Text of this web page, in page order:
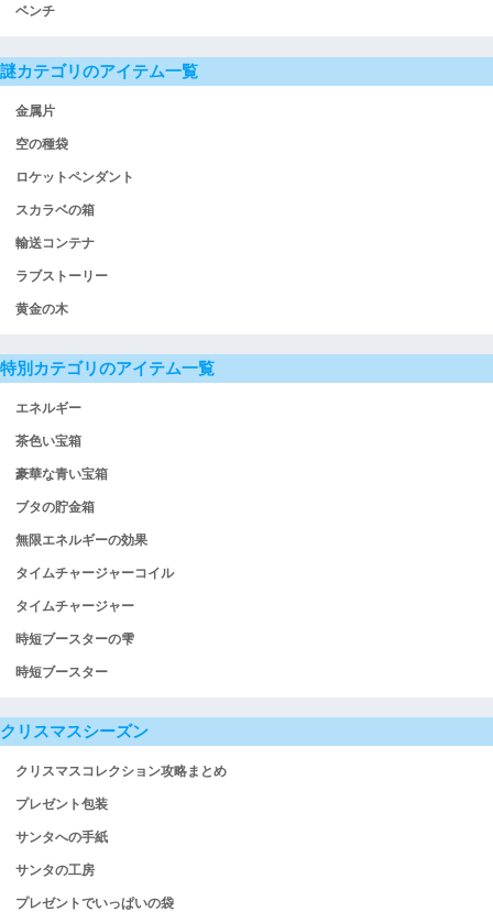
ベンチ
謎カテゴリのアイテム一覧
金属片
空の種袋
ロケットペンダント
スカラベの箱
輸送コンテナ
ラブストーリー
黄金の木
特別カテゴリのアイテム一覧
エネルギー
茶色い宝箱
豪華な青い宝箱
ブタの貯金箱
無限エネルギーの効果
タイムチャージャーコイル
タイムチャージャー
時短ブースターの雫
時短ブースター
クリスマスシーズン
クリスマスコレクション攻略まとめ
プレゼント包装
サンタへの手紙
サンタの工房
プレゼントでいっぱいの袋